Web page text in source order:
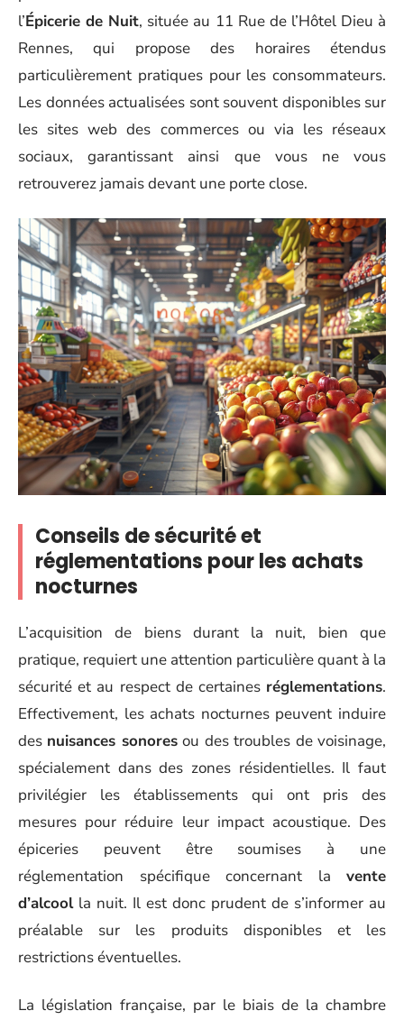
l’Épicerie de Nuit, située au 11 Rue de l’Hôtel Dieu à
Rennes, qui propose des horaires étendus
particulièrement pratiques pour les consommateurs.
Les données actualisées sont souvent disponibles sur
les sites web des commerces ou via les réseaux
sociaux, garantissant ainsi que vous ne vous
retrouverez jamais devant une porte close.
Conseils de sécurité et
réglementations pour les achats
nocturnes
L’acquisition de biens durant la nuit, bien que
pratique, requiert une attention particulière quant à la
sécurité et au respect de certaines réglementations.
Effectivement, les achats nocturnes peuvent induire
des nuisances sonoresou des troubles de voisinage,
spécialement dans des zones résidentielles. Il faut
privilégier les établissements qui ont pris des
mesures pour réduire leur impact acoustique. Des
épiceries peuvent être soumises à une
réglementation spécifique concernant la vente
d’alcoolla nuit. Il est donc prudent de s’informer au
préalable sur les produits disponibles et les
restrictions éventuelles.
La législation française, par le biais de la chambre